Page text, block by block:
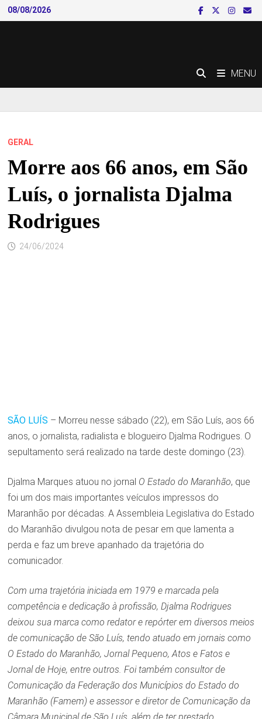
Skip
to
08/08/2026
MENU
GERAL
Morre aos 66 anos, em São
Luís, o jornalista Djalma
Rodrigues
24/06/2024
SÃO LUÍS – Morreu nesse sábado (22), em São Luís, aos 66
anos, o jornalista, radialista e blogueiro Djalma Rodrigues. O
sepultamento será realizado na tarde deste domingo (23).
Djalma Marques atuou no jornal O Estado do Maranhão, que
foi um dos mais importantes veículos impressos do
Maranhão por décadas. A Assembleia Legislativa do Estado
do Maranhão divulgou nota de pesar em que lamenta a
perda e faz um breve apanhado da trajetória do
comunicador.
Com uma trajetória iniciada em 1979 e marcada pela
competência e dedicação à profissão, Djalma Rodrigues
deixou sua marca como redator e repórter em diversos meios
de comunicação de São Luís, tendo atuado em jornais como
O Estado do Maranhão, Jornal Pequeno, Atos e Fatos e
Jornal de Hoje, entre outros. Foi também consultor de
Comunicação da Federação dos Municípios do Estado do
Maranhão (Famem) e assessor e diretor de Comunicação da